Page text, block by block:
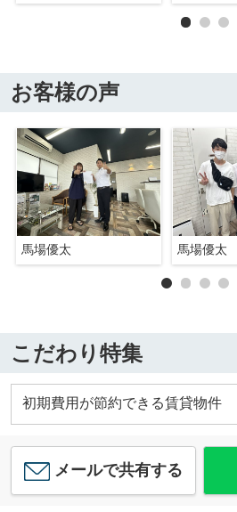
お客様の声
馬場優太 馬場優太
こだわり特集
初期費用が節約できる賃貸物件
メールで共有する